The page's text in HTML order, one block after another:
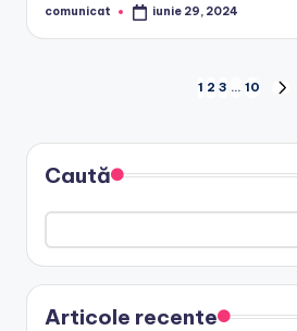
Posted
comunicat iunie 29, 2024
articole
1 2 3 … 10
Caută
Articole recente